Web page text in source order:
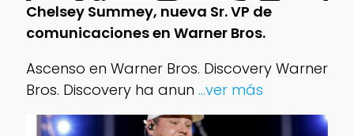
Chelsey Summey, nueva Sr. VP de
comunicaciones en Warner Bros.
Ascenso en Warner Bros. Discovery Warner
Bros. Discovery ha anun ...ver más